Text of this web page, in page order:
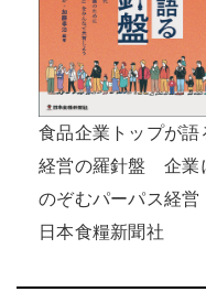
食品企業トップが語
経営の羅針盤 企業
のぞむパーパス経営
日本食糧新聞社